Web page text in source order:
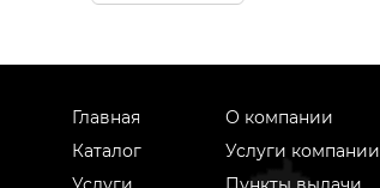
Главная
Каталог
О компании
Услуги компании